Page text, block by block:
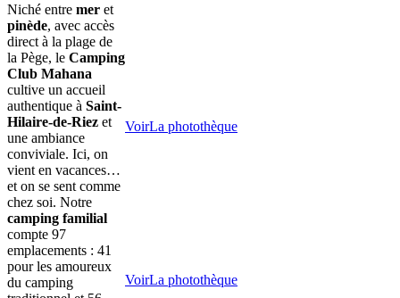
Niché entre mer et
pinède, avec accès
direct à la plage de
la Pège, le Camping
Club Mahana
cultive un accueil
authentique à Saint-
Hilaire-de-Riez et
une ambiance
conviviale. Ici, on
vient en vacances…
et on se sent comme
chez soi. Notre
camping familial
compte 97
emplacements : 41
pour les amoureux
du camping
VoirLa photothèque
VoirLa photothèque